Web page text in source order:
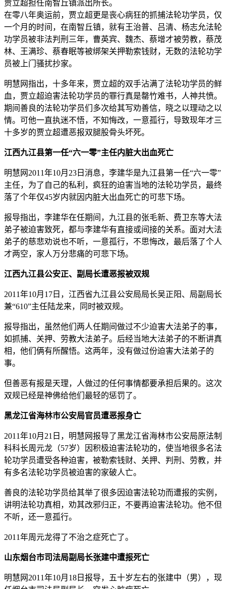
贾立超担任南智丘镇派出所长。
在零八年奥运前，贾立超更是丧心病狂的抓捕法轮功学员，仅
一个月的时间，在南智丘镇，就有王治普、吕清、杨志允法轮
功学员被非法判刑三年，曹英宾、魏杰、蔡增才被劳教，蔡茂
林、王满珍、蔡春眠等被绑架关押勒索钱财，无数的法轮功学
员被上门骚扰抄家。
明慧网指出，十多年来，贾立超的双手沾满了法轮功学员的鲜
血，贾立超迫害法轮功学员的罪行真是罄竹难书，人神共愤。
期间善良的法轮功学员们多次给其写劝善信，晓之以理动之以
情。可他一直执迷不悟，不知悔改，一意孤行，导致现年才三
十多岁的贾立超遭恶报双腿股骨头坏死。
江西九江县第一任“六一零”主任内脏大出血死亡
明慧网2011年10月23日消息，李建华是九江县第一任“六一零”
主任，为了自己的私利，疯狂的迫害当地的法轮功学员，最终
落了个年仅45岁内就因内脏大出血死亡的可悲下场。
报导指出，李建华在任期间，九江县的张毛新、费卫东等大法
弟子被迫害致死，都与李建华有直接或间接的关系。面对大法
弟子的慈悲劝说也不听，一意孤行，不思悔改，最后落了个人
才两空，家人万分悲痛的可悲下场。
江西九江县公安正、副局长遭恶报被双规
2011年10月17日，江西省九江县公安局局长吴正阳、局副局长
兼“610”主任陆龙来，同时被双规。
报导指出，虽然他们两人任期间做过不少迫害大法弟子的事，
如抓捕、关押、劳教大法弟子。后经当地大法弟子的不断讲真
相，他们俩有所醒悟。这两年，没有做过份迫害大法弟子的
事。
但善恶有报是天理，人做过的任何事情都要承担后果的。这次
双规已经是神佛给他们最轻的惩罚了。
黑龙江省海林市公安局官员遭恶报身亡
2011年10月21日，明慧网报导了黑龙江省海林市公安局原法制
科科长周元龙（57岁）因积极迫害法轮功的，使当地很多名法
轮功学员遭受各种迫害，被勒索钱财、关押、判刑、劳教，并
有多名法轮功学员被迫害的家破人亡。
善良的法轮功学员给其举了很多因迫害法轮功而遭报的实例，
讲明法轮功真相，劝其改邪归正，不要再迫害法轮功。他不但
不听，还一意孤行。
2011年周元龙得了不治之症死亡了。
山东烟台市司法局副局长张建中遭报死亡
明慧网2011年10月18日报导，五十岁左右的张建中（男），现